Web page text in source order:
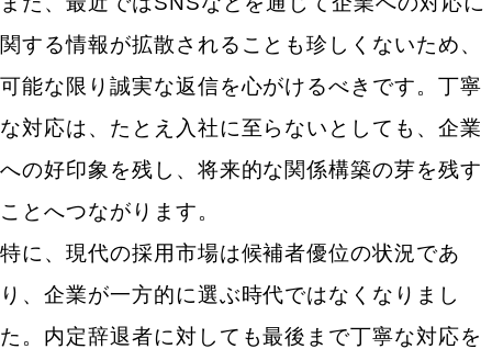
解消する
関する情報が拡散されることも珍しくないため、
可能な限り誠実な返信を心がけるべきです。丁寧
な対応は、たとえ入社に至らないとしても、企業
への好印象を残し、将来的な関係構築の芽を残す
ことへつながります。
特に、現代の採用市場は候補者優位の状況であ
り、企業が一方的に選ぶ時代ではなくなりまし
た。内定辞退者に対しても最後まで丁寧な対応を